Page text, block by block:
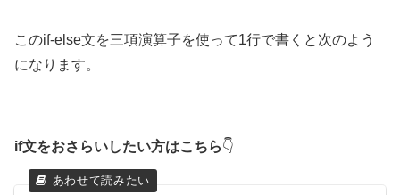
このif-else文を三項演算子を使って1行で書くと次のよう
になります。
if文をおさらいしたい方はこちら👇